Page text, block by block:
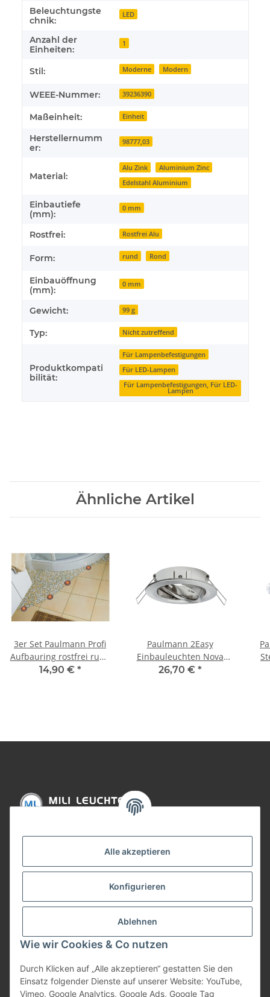
Alle akzeptieren
Konfigurieren
Ablehnen
Wie wir Cookies & Co nutzen
Durch Klicken auf „Alle akzeptieren“ gestatten Sie den
Einsatz folgender Dienste auf unserer Website: YouTube,
Vimeo, Google Analytics, Google Ads, Google Tag
Beleuchtungste
chnik:
LED
Anzahl der
Einheiten:
1
Stil: Moderne Modern
WEEE-Nummer: 39236390
Maßeinheit: Einheit
Herstellernumm
er:
98777,03
Material:
Alu Zink
Aluminium Zinc
Edelstahl Aluminium
Einbautiefe
(mm):
0 mm
Rostfrei: Rostfrei Alu
Form: rund Rond
Einbauöffnung
(mm):
0 mm
Gewicht: 99 g
Typ: Nicht zutreffend
Produktkompati
bilität:
Für Lampenbefestigungen
Für LED-Lampen
Für Lampenbefestigungen, Für LED-
Lampen
Ähnliche Artikel
3er Set Paulmann Profi
Aufbauring rostfrei rund
UpDownlight LED 80mm
14,90 € *
Paulmann 2Easy
Einbauleuchten Nova
3er Spot rund
26,70 € *
Gesetzliche Informationen
Bezahlung